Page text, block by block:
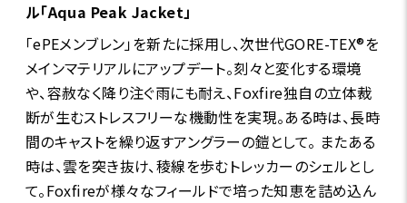
ル「Aqua Peak Jacket」
「ePEメンブレン」を新たに採用し、次世代GORE-TEX®を
メインマテリアルにアップデート。刻々と変化する環境
や、容赦なく降り注ぐ雨にも耐え、Foxfire独自の立体裁
断が生むストレスフリーな機動性を実現。ある時は、長時
間のキャストを繰り返すアングラーの鎧として。 またある
時は、雲を突き抜け、稜線を歩むトレッカーのシェルとし
て。Foxfireが様々なフィールドで培った知恵を詰め込ん